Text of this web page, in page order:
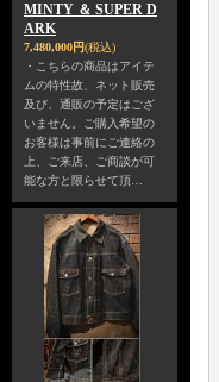
MINTY ＆ SUPER D
ARK
7,480,000円(税込)
・こちらの商品はアイテ
ムの特性故、ネット販売
及び、通販の予定はござ
いません。ご購入希望の
お客様は事前にご連絡の
上、ご来店、ご商談が可
能な方と限らせて頂…